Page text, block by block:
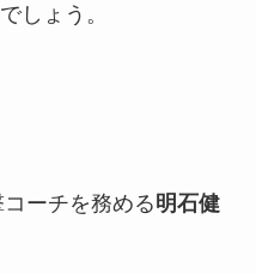
でしょう。
ーチを務める明石健